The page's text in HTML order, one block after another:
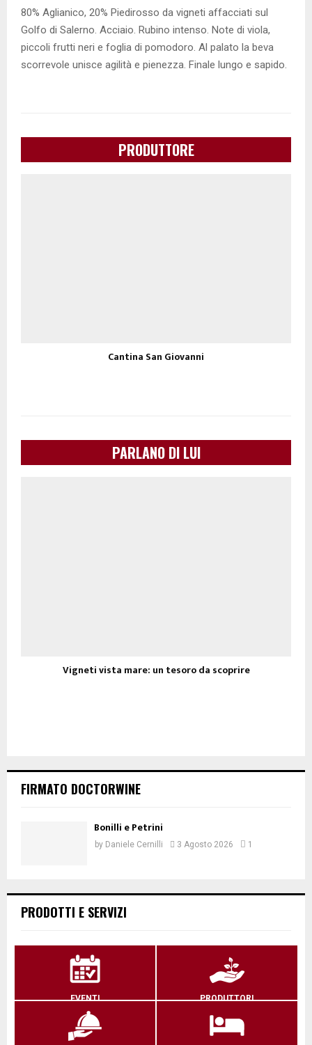
80% Aglianico, 20% Piedirosso da vigneti affacciati sul
Golfo di Salerno. Acciaio. Rubino intenso. Note di viola,
piccoli frutti neri e foglia di pomodoro. Al palato la beva
scorrevole unisce agilità e pienezza. Finale lungo e sapido.
PRODUTTORE
Cantina San Giovanni
PARLANO DI LUI
Vigneti vista mare: un tesoro da scoprire
FIRMATO DOCTORWINE
Bonilli e Petrini
by Daniele Cernilli 3 Agosto 2026 1
PRODOTTI E SERVIZI
EVENTI PRODUTTORI